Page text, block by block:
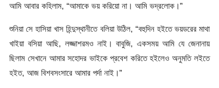
আমি আবার কহিলাম, “আমাকে ভয় করিয়াে না। আমি ভদ্রলােক।”
শুনিয়া সে হাসিয়া খাস হিন্দুস্থানীতে বলিয়া উঠিল, “বহুদিন হইতে ভয়ডরের মাথা
খাইয়া বসিয়া আছি, লজ্জাশরমও নাই। বাবুজি, একসময় আমি যে জেনানায়
ছিলাম সেখানে আমার সহােদর ভাইকে প্রবেশ করিতে হইলেও অনুমতি লইতে
হইত, আজ বিশবসংসারে আমার পর্দা নাই।”